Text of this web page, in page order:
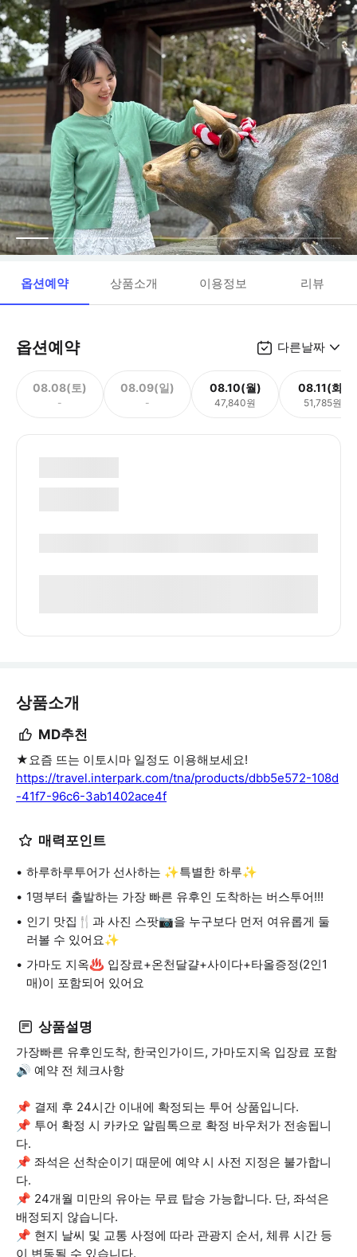
옵션예약 상품소개 이용정보 리뷰
옵션예약 다른날짜
08.08(토)
-
08.09(일)
-
08.10(월)
47,840원
08.11(화)
51,785원
상품소개
MD추천
★요즘 뜨는 이토시마 일정도 이용해보세요!
https://travel.interpark.com/tna/products/dbb5e572-108d
-41f7-96c6-3ab1402ace4f
매력포인트
하루하루투어가 선사하는 ✨특별한 하루✨
1명부터 출발하는 가장 빠른 유후인 도착하는 버스투어!!!
인기 맛집🍴과 사진 스팟📷을 누구보다 먼저 여유롭게 둘
러볼 수 있어요✨
가마도 지옥♨️ 입장료+온천달걀+사이다+타올증정(2인1
매)이 포함되어 있어요
상품설명
가장빠른 유후인도착, 한국인가이드, 가마도지옥 입장료 포함
🔊 예약 전 체크사항
📌 결제 후 24시간 이내에 확정되는 투어 상품입니다.
📌 투어 확정 시 카카오 알림톡으로 확정 바우처가 전송됩니
다.
📌 좌석은 선착순이기 때문에 예약 시 사전 지정은 불가합니
다.
📌 24개월 미만의 유아는 무료 탑승 가능합니다. 단, 좌석은
배정되지 않습니다.
📌 현지 날씨 및 교통 사정에 따라 관광지 순서, 체류 시간 등
이 변동될 수 있습니다.